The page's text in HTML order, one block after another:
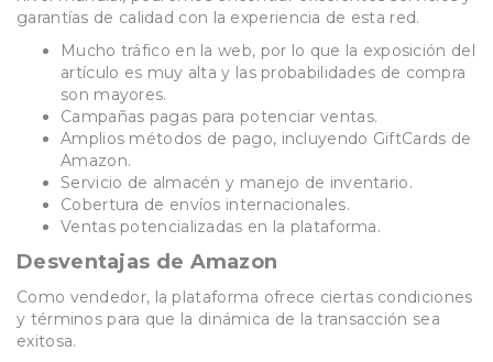
garantías de calidad con la experiencia de esta red.
Mucho tráfico en la web, por lo que la exposición del
artículo es muy alta y las probabilidades de compra
son mayores.
Campañas pagas para potenciar ventas.
Amplios métodos de pago, incluyendo GiftCards de
Amazon.
Servicio de almacén y manejo de inventario.
Cobertura de envíos internacionales.
Ventas potencializadas en la plataforma.
Desventajas de Amazon
Como vendedor, la plataforma ofrece ciertas condiciones
y términos para que la dinámica de la transacción sea
exitosa.